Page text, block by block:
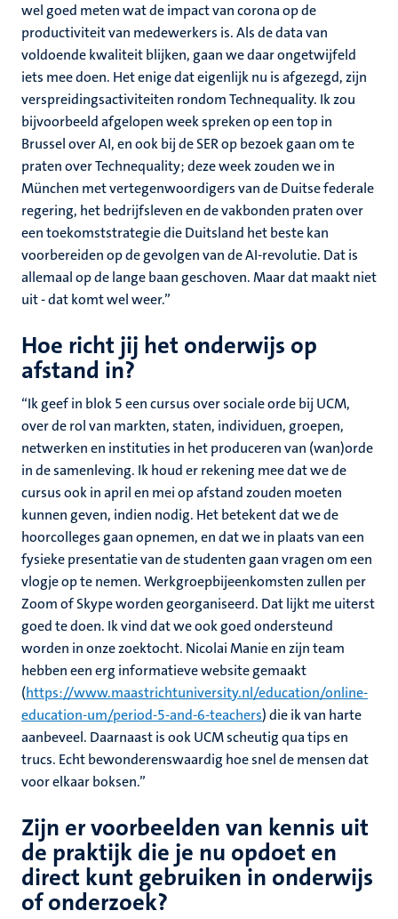
wel goed meten wat de impact van corona op de
productiviteit van medewerkers is. Als de data van
voldoende kwaliteit blijken, gaan we daar ongetwijfeld
iets mee doen. Het enige dat eigenlijk nu is afgezegd, zijn
verspreidingsactiviteiten rondom Technequality. Ik zou
bijvoorbeeld afgelopen week spreken op een top in
Brussel over AI, en ook bij de SER op bezoek gaan om te
praten over Technequality; deze week zouden we in
München met vertegenwoordigers van de Duitse federale
regering, het bedrijfsleven en de vakbonden praten over
een toekomststrategie die Duitsland het beste kan
voorbereiden op de gevolgen van de AI-revolutie. Dat is
allemaal op de lange baan geschoven. Maar dat maakt niet
uit - dat komt wel weer.”
Hoe richt jij het onderwijs op
afstand in?
“Ik geef in blok 5 een cursus over sociale orde bij UCM,
over de rol van markten, staten, individuen, groepen,
netwerken en instituties in het produceren van (wan)orde
in de samenleving. Ik houd er rekening mee dat we de
cursus ook in april en mei op afstand zouden moeten
kunnen geven, indien nodig. Het betekent dat we de
hoorcolleges gaan opnemen, en dat we in plaats van een
fysieke presentatie van de studenten gaan vragen om een
vlogje op te nemen. Werkgroepbijeenkomsten zullen per
Zoom of Skype worden georganiseerd. Dat lijkt me uiterst
goed te doen. Ik vind dat we ook goed ondersteund
worden in onze zoektocht. Nicolai Manie en zijn team
hebben een erg informatieve website gemaakt
(https://www.maastrichtuniversity.nl/education/online-
education-um/period-5-and-6-teachers) die ik van harte
aanbeveel. Daarnaast is ook UCM scheutig qua tips en
trucs. Echt bewonderenswaardig hoe snel de mensen dat
voor elkaar boksen.”
Zijn er voorbeelden van kennis uit
de praktijk die je nu opdoet en
direct kunt gebruiken in onderwijs
of onderzoek?